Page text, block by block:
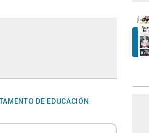
DE EDUCACIÓN